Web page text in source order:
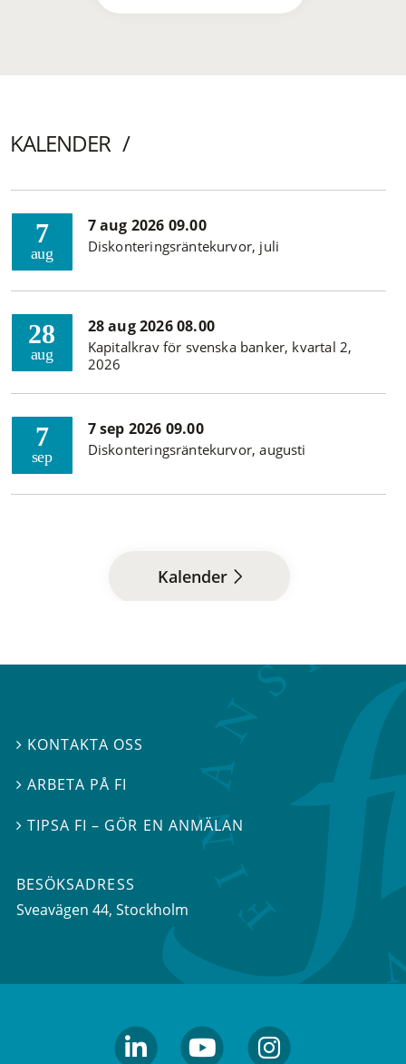
KALENDER
7
aug
7 aug 2026 09.00
Diskonteringsräntekurvor, juli
28
aug
28 aug 2026 08.00
Kapitalkrav för svenska banker, kvartal 2,
2026
7
sep
7 sep 2026 09.00
Diskonteringsräntekurvor, augusti
Kalender
 KONTAKTA OSS
ARBETA PÅ FI
TIPSA FI – GÖR EN ANMÄLAN
BESÖKSADRESS
Sveavägen 44, Stockholm